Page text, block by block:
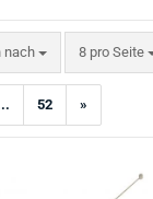
nach
nach 8 pro Seite
pro Seite
52 »